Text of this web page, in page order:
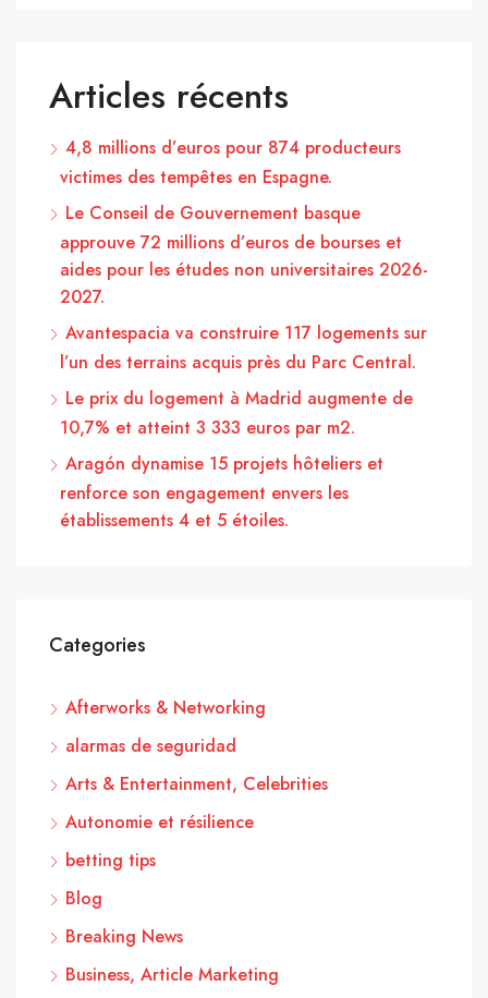
Articles récents
4,8 millions d’euros pour 874 producteurs
victimes des tempêtes en Espagne.
Le Conseil de Gouvernement basque
approuve 72 millions d’euros de bourses et
aides pour les études non universitaires 2026-
2027.
Avantespacia va construire 117 logements sur
l’un des terrains acquis près du Parc Central.
Le prix du logement à Madrid augmente de
10,7% et atteint 3 333 euros par m2.
Aragón dynamise 15 projets hôteliers et
renforce son engagement envers les
établissements 4 et 5 étoiles.
Categories
Afterworks & Networking
alarmas de seguridad
Arts & Entertainment, Celebrities
Autonomie et résilience
betting tips
Blog
Breaking News
Business, Article Marketing